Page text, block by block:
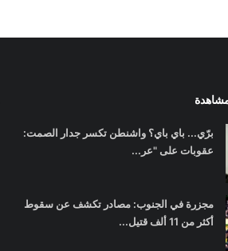
برّي... باي باي؟ واشنطن تكسر جدار الصمت:
عقوبات على "عر...
مجزرة في الجنوب: مصادر تكشف عن سقوط
أكثر من 11 ألف قتيل...